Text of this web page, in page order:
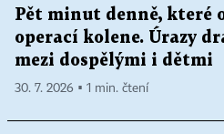
Pět minut denně, které
operací kolene. Úrazy
mezi dospělými i dětmi
30. 7. 2026 ▪ 1 min. čtení